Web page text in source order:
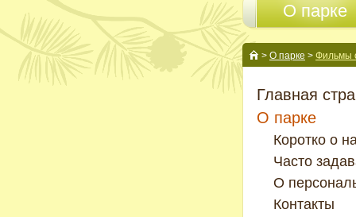
О парке
> О парке > Фильмы
Главная
О парке
Коротко о
Часто
О
Контакты